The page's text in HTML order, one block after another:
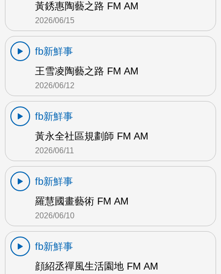
黃銹惠陶藝之路 FM AM
2026/06/15
fb新鮮事
王雪凌陶藝之路 FM AM
2026/06/12
fb新鮮事
黃永全社區規劃師 FM AM
2026/06/11
fb新鮮事
羅慧國畫藝術 FM AM
2026/06/10
fb新鮮事
顔紹丞禪風生活園地 FM AM